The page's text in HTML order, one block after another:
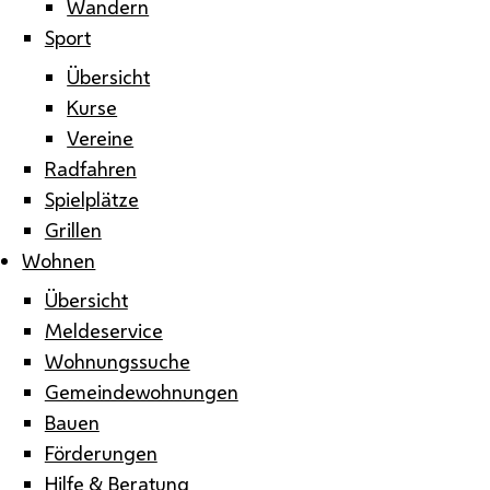
Wandern
Sport
Übersicht
Kurse
Vereine
Radfahren
Spielplätze
Grillen
Wohnen
Übersicht
Meldeservice
Wohnungssuche
Gemeindewohnungen
Bauen
Förderungen
Hilfe & Beratung